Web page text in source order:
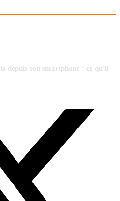
depuis son smartphone : ce qu'il